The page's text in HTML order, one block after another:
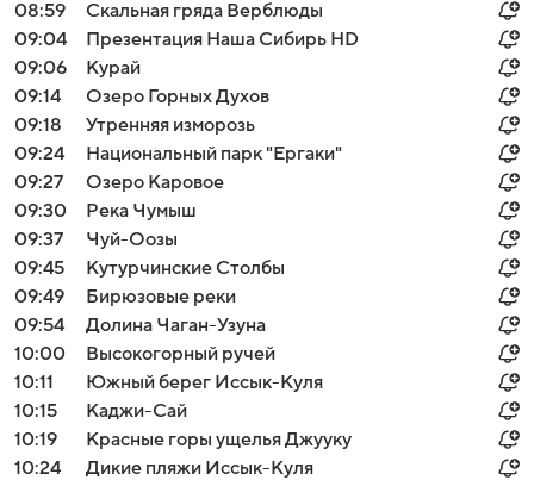
08:59
Скальная гряда Верблюды
09:04
Презентация Наша Сибирь HD
09:06
Курай
09:14
Озеро Горных Духов
09:18
Утренняя изморозь
09:24
Национальный парк "Ергаки"
09:27
Озеро Каровое
09:30
Река Чумыш
09:37
Чуй-Оозы
09:45
Кутурчинские Столбы
09:49
Бирюзовые реки
09:54
Долина Чаган-Узуна
10:00
Высокогорный ручей
10:11
Южный берег Иссык-Куля
10:15
Каджи-Сай
10:19
Красные горы ущелья Джууку
10:24
Дикие пляжи Иссык-Куля